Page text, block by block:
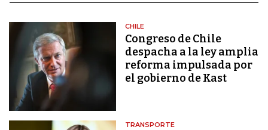
CHILE
Congreso de Chile
despacha a la ley amplia
reforma impulsada por
el gobierno de Kast
TRANSPORTE